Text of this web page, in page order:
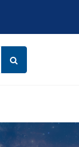
Buscar cursos